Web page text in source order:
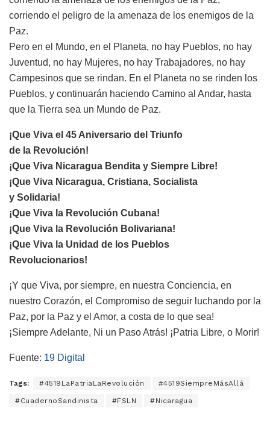
corriendo el peligro de la amenaza de los enemigos de la
Paz.
Pero en el Mundo, en el Planeta, no hay Pueblos, no hay
Juventud, no hay Mujeres, no hay Trabajadores, no hay
Campesinos que se rindan. En el Planeta no se rinden los
Pueblos, y continuarán haciendo Camino al Andar, hasta
que la Tierra sea un Mundo de Paz.
¡Que Viva el 45 Aniversario del Triunfo
de la Revolución!
¡Que Viva Nicaragua Bendita y Siempre Libre!
¡Que Viva Nicaragua, Cristiana, Socialista
y Solidaria!
¡Que Viva la Revolución Cubana!
¡Que Viva la Revolución Bolivariana!
¡Que Viva la Unidad de los Pueblos
Revolucionarios!
¡Y que Viva, por siempre, en nuestra Conciencia, en
nuestro Corazón, el Compromiso de seguir luchando por la
Paz, por la Paz y el Amor, a costa de lo que sea!
¡Siempre Adelante, Ni un Paso Atrás! ¡Patria Libre, o Morir!
Fuente: 19 Digital
Tags: #4519LaPatriaLaRevolución #4519SiempreMásAllá
#CuadernoSandinista #FSLN #Nicaragua